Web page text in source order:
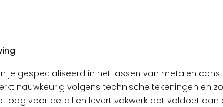
:
je gespecialiseerd in het lassen van metalen
nauwkeurig volgens technische tekeningen en
oog voor detail en levert vakwerk dat voldoet